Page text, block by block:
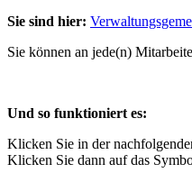
Sie sind hier:
Sie können an jede(n)
Und so funktioniert es:
Klicken Sie in der
Klicken Sie dann auf das